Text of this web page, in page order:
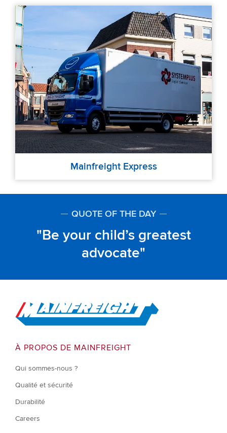
Mainfreight Express
QUOTE OF THE DAY
Be your child’s greatest
advocate
Go to Home
À PROPOS DE MAINFREIGHT
Qui sommes-nous ?
Qualité et sécurité
Durabilité
Careers